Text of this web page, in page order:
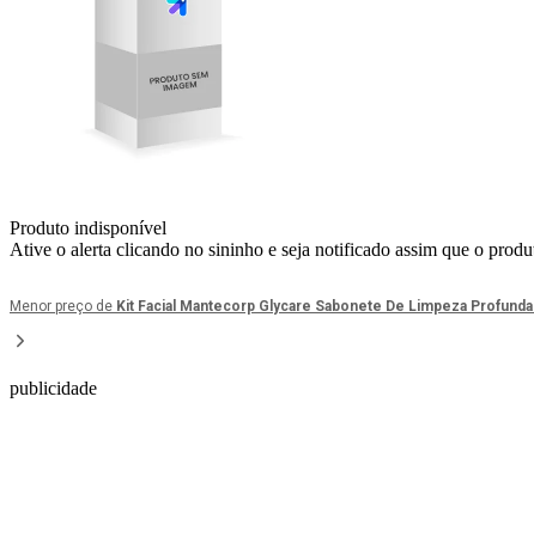
Produto indisponível
Ative o alerta clicando no sininho e seja notificado assim que o
Menor preço de Kit Facial Mantecorp Glycare Sabonete De Limpeza
publicidade